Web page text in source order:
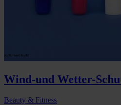
Wind-und Wetter-
Beauty & Fitness